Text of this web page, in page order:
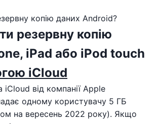
копію даних Android?
резервну копію
iPad або iPod touch
iCloud
від компанії Apple
одному користувачу 5 ГБ
на вересень 2022 року). Якщо